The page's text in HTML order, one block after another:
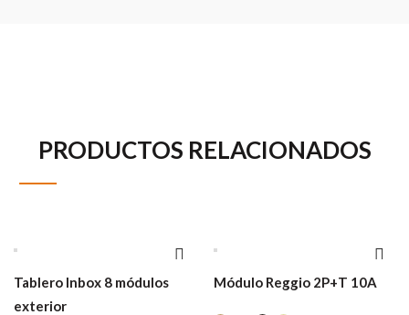
PRODUCTOS RELACIONADOS
Tablero Inbox 8 módulos
exterior
Módulo Reggio 2P+T 10A